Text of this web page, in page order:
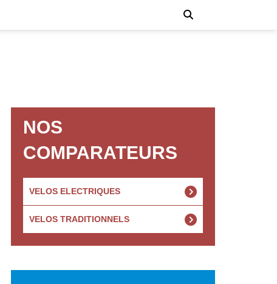
NOS
COMPARATEURS
VELOS ELECTRIQUES
VELOS TRADITIONNELS